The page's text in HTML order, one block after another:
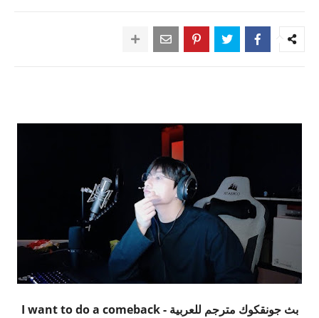
بث جونقكوك مترجم للعربية - I want to do a comeback